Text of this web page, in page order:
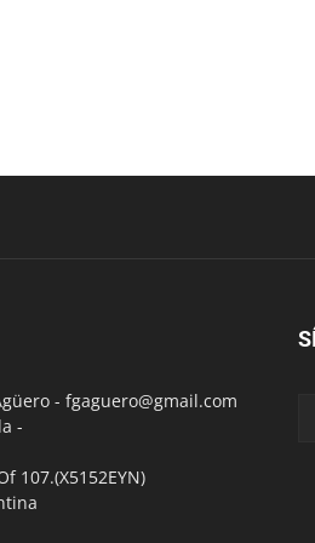
- fgaguero@gmail.com
-
107.(X5152EYN)